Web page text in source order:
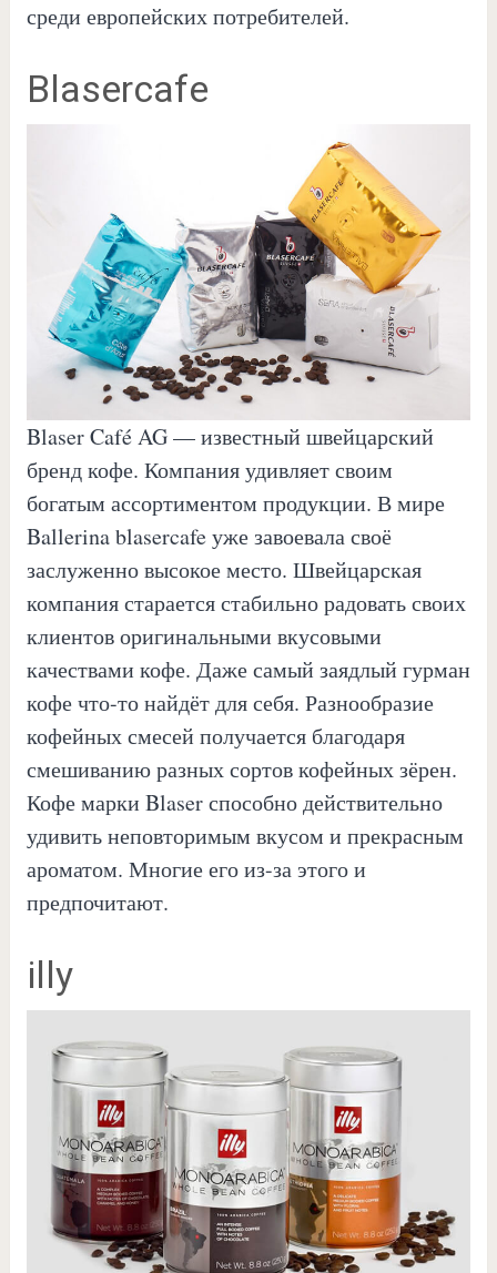
среди европейских потребителей.
Blasercafe
Blaser Café AG — известный швейцарский
бренд кофе. Компания удивляет своим
богатым ассортиментом продукции. В мире
Ballerina blasercafe уже завоевала своё
заслуженно высокое место. Швейцарская
компания старается стабильно радовать своих
клиентов оригинальными вкусовыми
качествами кофе. Даже самый заядлый гурман
кофе что-то найдёт для себя. Разнообразие
кофейных смесей получается благодаря
смешиванию разных сортов кофейных зёрен.
Кофе марки Blaser способно действительно
удивить неповторимым вкусом и прекрасным
ароматом. Многие его из-за этого и
предпочитают.
illy